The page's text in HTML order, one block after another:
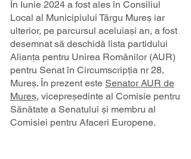
În Iunie 2024 a fost ales în Consiliul
Local al Municipiului Târgu Mureș iar
ulterior, pe parcursul aceluiași an, a fost
desemnat să deschidă lista partidului
Alianța pentru Unirea Românilor (AUR)
pentru Senat în Circumscripția nr 28,
Mureș. În prezent este Senator AUR de
Mureș, vicepreședinte al Comisie pentru
Sănătate a Senatului și membru al
Comisiei pentru Afaceri Europene.